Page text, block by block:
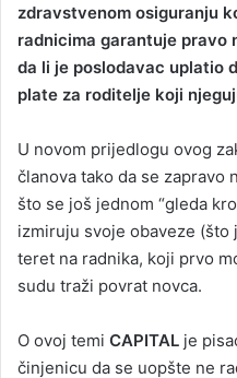
zdravstvenom osiguranju
radnicima garantuje pravo
da li je poslodavac uplatio
plate za roditelje koji
U novom prijedlogu ovog
članova tako da se zapravo
što se još jednom “gleda
izmiruju svoje obaveze
teret na radnika, koji prvo
sudu traži povrat novca.
O ovoj temi CAPITAL je
činjenicu da se uopšte ne